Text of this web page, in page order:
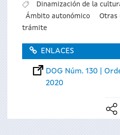
Dinamización de la
Ámbito autonómico
Otras
trámite
ENLACES
DOG Núm. 130 |
2020